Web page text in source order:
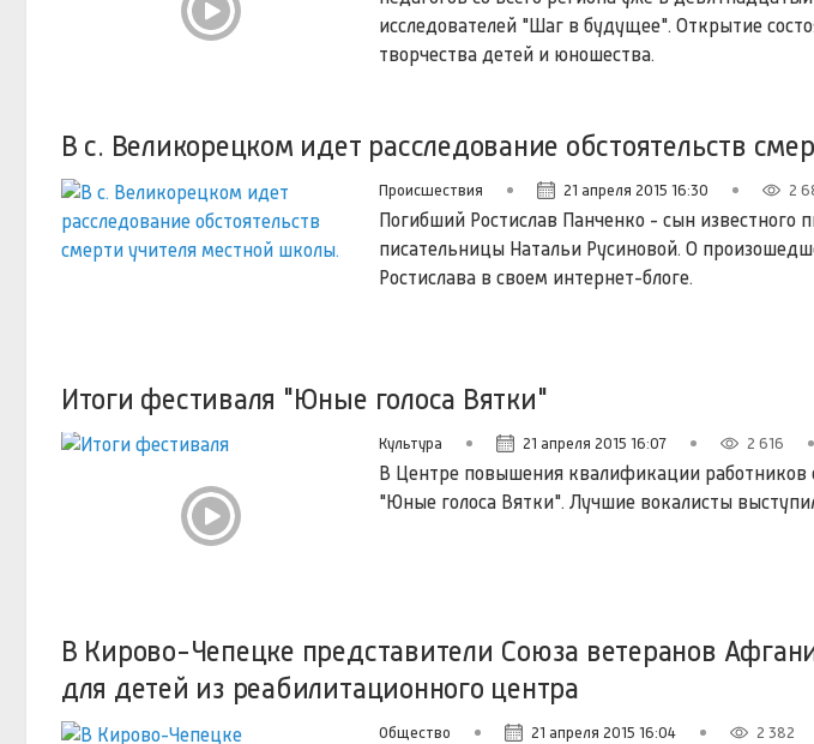
исследователей "Шаг в будущее". Открытие
творчества детей и юношества.
В с. Великорецком идет расследование обстоятельств
Происшествия 21 апреля 2015 16:30 2
Погибший Ростислав Панченко - сын известного
писательницы Натальи Русиновой. О
Ростислава в своем интернет-блоге.
Итоги фестиваля "Юные голоса Вятки"
Культура 21 апреля 2015 16:07 2 616
В Центре повышения квалификации работников
"Юные голоса Вятки". Лучшие вокалисты
В Кирово-Чепецке представители Союза ветеранов
для детей из реабилитационного центра
Общество 21 апреля 2015 16:04 2 382